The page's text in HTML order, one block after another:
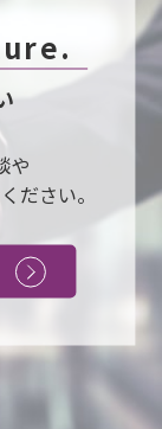
や
ださい。